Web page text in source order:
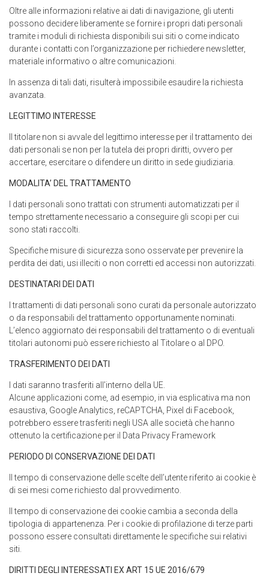
Oltre alle informazioni relative ai dati di navigazione, gli utenti
possono decidere liberamente se fornire i propri dati personali
tramite i moduli di richiesta disponibili sui siti o come indicato
durante i contatti con l’organizzazione per richiedere newsletter,
materiale informativo o altre comunicazioni.
In assenza di tali dati, risulterà impossibile esaudire la richiesta
avanzata.
LEGITTIMO INTERESSE
Il titolare non si avvale del legittimo interesse per il trattamento dei
dati personali se non per la tutela dei propri diritti, ovvero per
accertare, esercitare o difendere un diritto in sede giudiziaria.
MODALITA’ DEL TRATTAMENTO
I dati personali sono trattati con strumenti automatizzati per il
tempo strettamente necessario a conseguire gli scopi per cui
sono stati raccolti.
Specifiche misure di sicurezza sono osservate per prevenire la
perdita dei dati, usi illeciti o non corretti ed accessi non autorizzati.
DESTINATARI DEI DATI
I trattamenti di dati personali sono curati da personale autorizzato
o da responsabili del trattamento opportunamente nominati.
L’elenco aggiornato dei responsabili del trattamento o di eventuali
titolari autonomi può essere richiesto al Titolare o al DPO.
TRASFERIMENTO DEI DATI
I dati saranno trasferiti all’interno della UE.
Alcune applicazioni come, ad esempio, in via esplicativa ma non
esaustiva, Google Analytics, reCAPTCHA, Pixel di Facebook,
potrebbero essere trasferiti negli USA alle società che hanno
ottenuto la certificazione per il Data Privacy Framework
PERIODO DI CONSERVAZIONE DEI DATI
Il tempo di conservazione delle scelte dell’utente riferito ai cookie è
di sei mesi come richiesto dal provvedimento.
Il tempo di conservazione dei cookie cambia a seconda della
tipologia di appartenenza. Per i cookie di profilazione di terze parti
possono essere consultati direttamente le specifiche sui relativi
siti.
DIRITTI DEGLI INTERESSATI EX ART 15 UE 2016/679